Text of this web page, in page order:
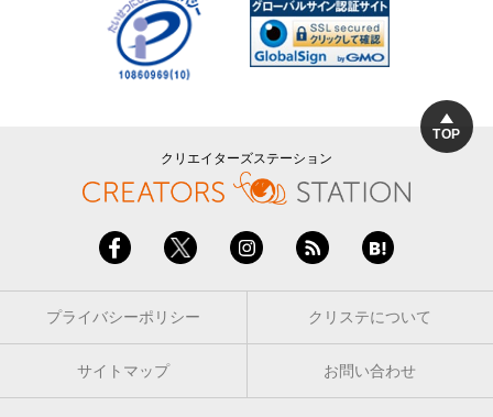
TOP
クリエイターズステーション
プライバシーポリシー クリステについて
サイトマップ お問い合わせ